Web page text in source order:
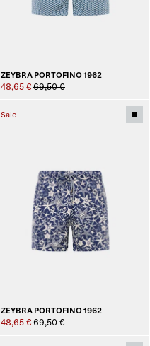
ZEYBRA PORTOFINO 1962
48,65 € 69,50 €
Sale
ZEYBRA PORTOFINO 1962
48,65 € 69,50 €